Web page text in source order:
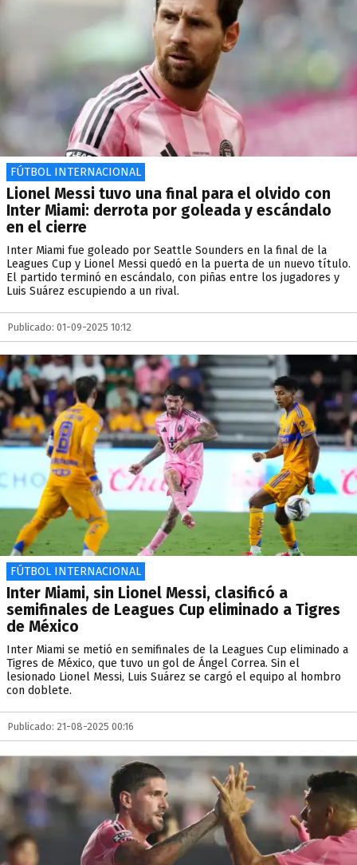
FÚTBOL INTERNACIONAL
Lionel Messi tuvo una final para el olvido con
Inter Miami: derrota por goleada y escándalo
en el cierre
Inter Miami fue goleado por Seattle Sounders en la final de la
Leagues Cup y Lionel Messi quedó en la puerta de un nuevo título.
El partido terminó en escándalo, con piñas entre los jugadores y
Luis Suárez escupiendo a un rival.
Publicado: 01-09-2025 10:12
FÚTBOL INTERNACIONAL
Inter Miami, sin Lionel Messi, clasificó a
semifinales de Leagues Cup eliminado a Tigres
de México
Inter Miami se metió en semifinales de la Leagues Cup eliminado a
Tigres de México, que tuvo un gol de Ángel Correa. Sin el
lesionado Lionel Messi, Luis Suárez se cargó el equipo al hombro
con doblete.
Publicado: 21-08-2025 00:16